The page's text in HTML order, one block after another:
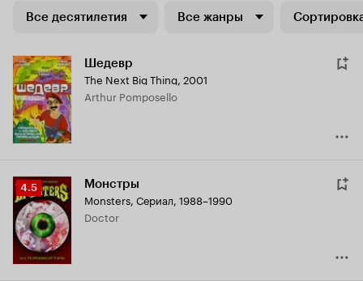
Все десятилетия Все жанры
Шедевр
The Next Big Thing, 2001
Arthur Pomposello
Рейтинг
Кинопоиска
4.5
4.5 Монстры
Monsters, Сериал, 1988–1990
Doctor